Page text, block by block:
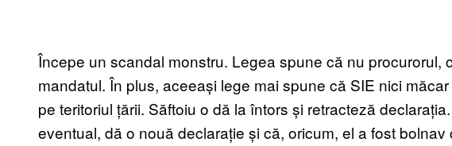
Începe un scandal monstru. Legea spune că nu procurorul,
mandatul. În plus, aceeași lege mai spune că SIE nici
pe teritoriul țării. Săftoiu o dă la întors și retracteză
eventual, dă o nouă declarație și că, oricum, el a fost bolnav